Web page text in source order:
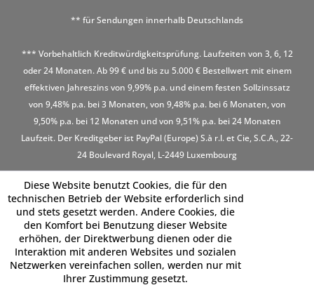
** für Sendungen innerhalb Deutschlands
*** Vorbehaltlich Kreditwürdigkeitsprüfung. Laufzeiten von 3, 6, 12
oder 24 Monaten. Ab 99 € und bis zu 5.000 € Bestellwert mit einem
effektiven Jahreszins von 9,99% p.a. und einem festen Sollzinssatz
von 9,48% p.a. bei 3 Monaten, von 9,48% p.a. bei 6 Monaten, von
9,50% p.a. bei 12 Monaten und von 9,51% p.a. bei 24 Monaten
Laufzeit. Der Kreditgeber ist PayPal (Europe) S.à r.l. et Cie, S.C.A., 22-
24 Boulevard Royal, L-2449 Luxembourg
Diese Website benutzt Cookies, die für den
technischen Betrieb der Website erforderlich sind
und stets gesetzt werden. Andere Cookies, die
den Komfort bei Benutzung dieser Website
erhöhen, der Direktwerbung dienen oder die
Interaktion mit anderen Websites und sozialen
Netzwerken vereinfachen sollen, werden nur mit
Ihrer Zustimmung gesetzt.